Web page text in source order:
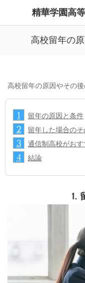
精華学園高
高校留年の
高校留年の原因やその
1 留年の原因と条件
2 留年した場合のそ
3 通信制高校がお
4 結論
1.